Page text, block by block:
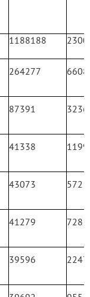
1188188
264277 6608
87391 3236
41338 1199
43073 572
41279 728
39596 2247